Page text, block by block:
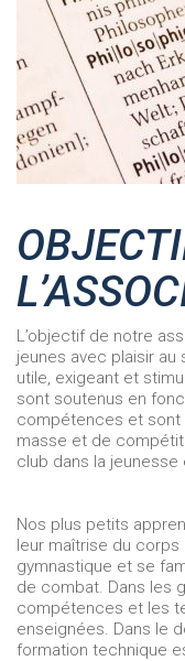
L’objectif de notre
jeunes avec plaisir
utile, exigeant et
sont soutenus en
compétences et sont
masse et de
club dans la jeunesse
Nos plus petits
leur maîtrise du
gymnastique et se
de combat. Dans les
compétences et les
enseignées. Dans le
formation technique